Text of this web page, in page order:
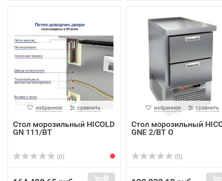
избранное сравнить
Стол морозильный HICOLD
GN 111/BT
(0)
избранное сравнить
Стол морозильный
GNE 2/BT O
(0)